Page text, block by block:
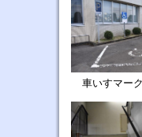
車いすマー